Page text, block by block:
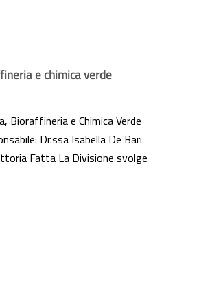
e chimica verde
Bioraffineria e Chimica Verde
Dr.ssa Isabella De Bari
Fatta La Divisione svolge